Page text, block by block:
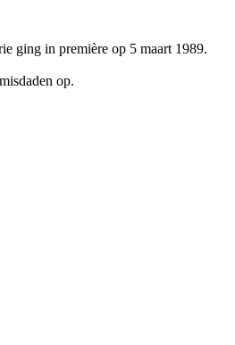
ging in première op 5 maart 1989.
op.